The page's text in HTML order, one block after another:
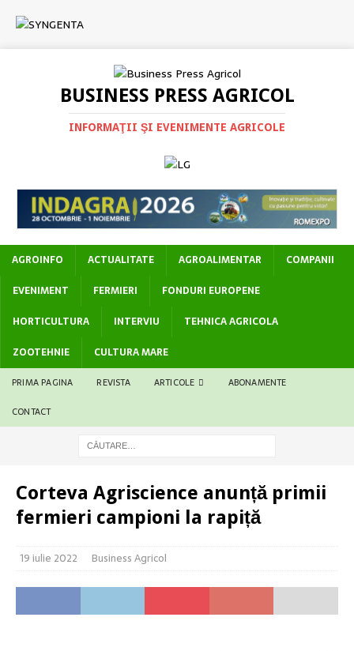
BUSINESS PRESS AGRICOL
INFORMAŢII ŞI EVENIMENTE AGRICOLE
AGROINFO ACTUALITATE AGROALIMENTAR
COMPANII
EVENIMENT
FERMIERI
FONDURI EUROPENE
HORTICULTURA
INTERVIU
TEHNICA AGRICOLA
ZOOTEHNIE
CULTURA MARE
PRIMA PAGINA REVISTA ARTICOLE ABONAMENTE
CONTACT
Corteva Agriscience anunță primii
fermieri campioni la rapiță
19 iulie 2022 Business Agricol